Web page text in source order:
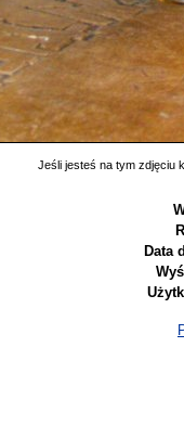
Jeśli jesteś na tym zdjęciu
Data